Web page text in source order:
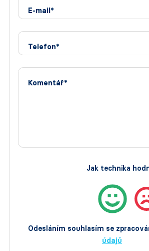
E-mail*
Telefon*
Komentář*
Odesláním souhlasím se
údajů
Jak technika